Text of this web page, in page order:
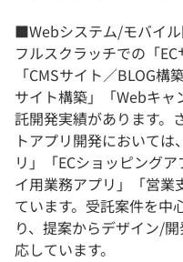
■Webシステム/モバイ
フルスクラッチでの「
「CMSサイト／BLOG
サイト構築」「Webキャ
託開発実績があります。
トアプリ開発において
リ」「ECショッピング
イ用業務アプリ」「営業
ています。受託案件を中
り、提案からデザイン/
応しています。